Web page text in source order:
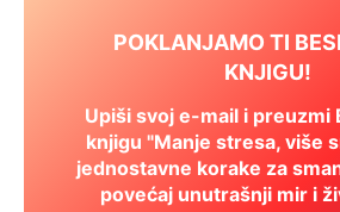
POKLANJAMO TI
KNJIGU!
Upiši svoj e-mail i preuzmi
knjigu "Manje stresa, više
jednostavne korake za
povećaj unutrašnji mir i